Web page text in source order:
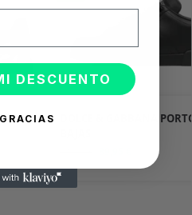
DOLCE & GABBANA
DESCUENTO